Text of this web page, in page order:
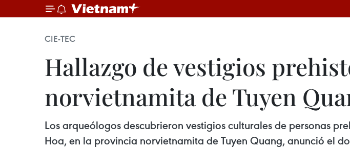
CIE-TEC
Hallazgo de vestigios
norvietnamita de Tuyen
Los arqueólogos descubrieron vestigios culturales de personas
Hoa, en la provincia norvietnamita de Tuyen Quang, anunció el